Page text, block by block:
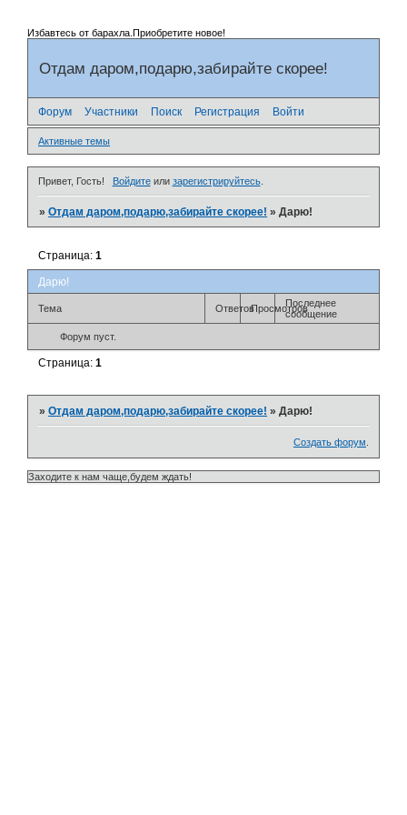
Избавтесь от барахла.Приобретите новое!
Отдам даром,подарю,забирайте скорее!
Форум Участники Поиск Регистрация Войти
Активные темы
Привет, Гость! Войдитеили зарегистрируйтесь.
»Отдам даром,подарю,забирайте скорее! »Дарю!
Дарю!
Страница:1
Тема ОтветовПросмотровПоследнее
сообщение
Форум пуст.
Страница:1
»Отдам даром,подарю,забирайте скорее! »Дарю!
Создать форум
Заходите к нам чаще,будем ждать!